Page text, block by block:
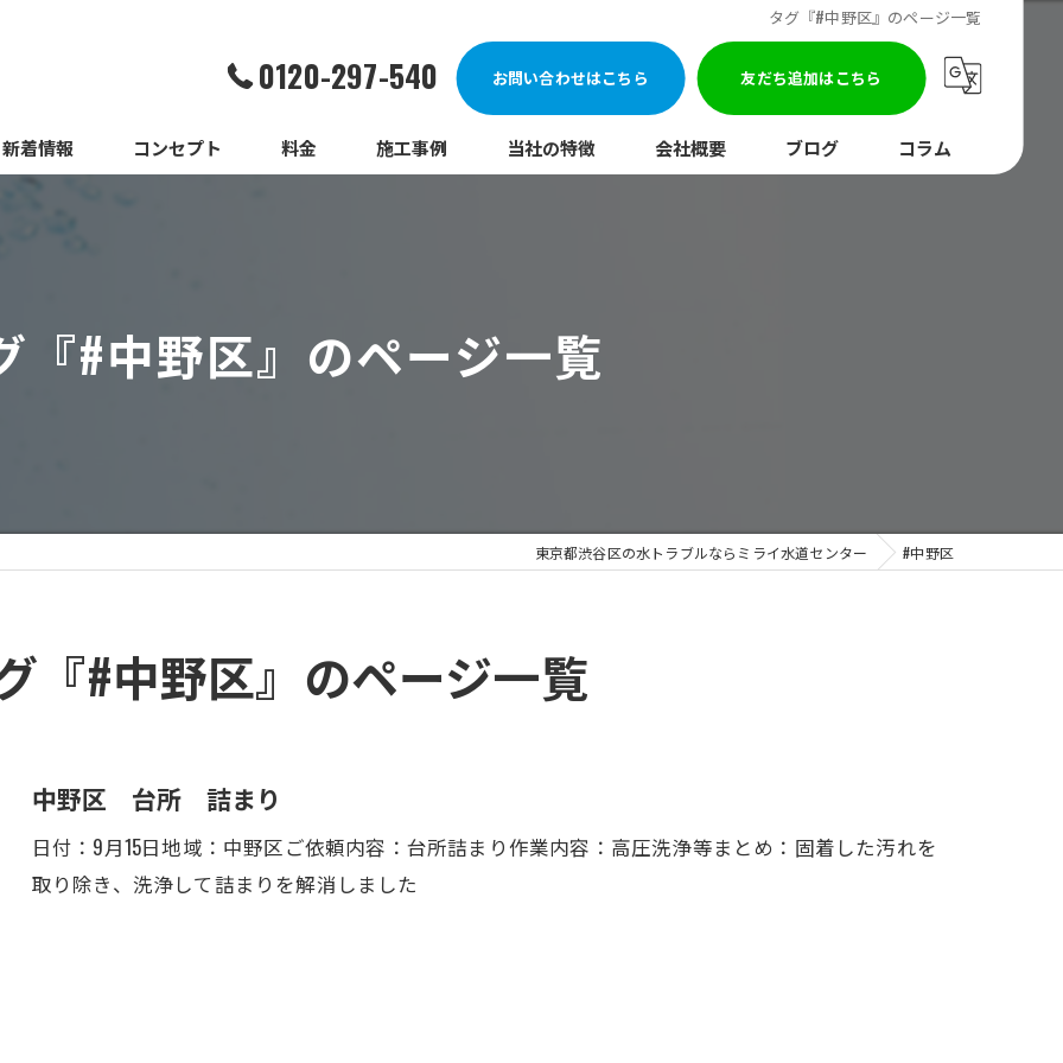
タグ『#中野区』のページ一覧
0120-297-540 お問い合わせはこちら 友だち追加はこちら
新着情報 コンセプト 料金 施工事例 当社の特徴 会社概要 ブログ コラム
『#中野区』のページ一覧
東京都渋谷区の水トラブルならミライ水道センター #中野区
『#中野区』のページ一覧
中野区 台所 詰まり
日付：9月15日地域：中野区ご依頼内容：台所詰まり作業内容：高圧洗浄等まとめ：固着した汚れを
取り除き、洗浄して詰まりを解消しました